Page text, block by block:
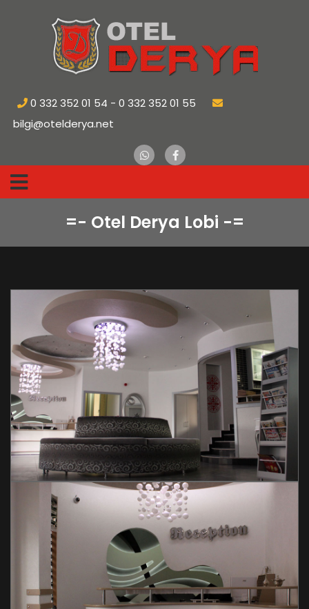
0 332 352 01 54 - 0 332 352 01 55
bilgi@otelderya.net
=- Otel Derya Lobi -=